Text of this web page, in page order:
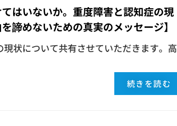
はいないか。重度障害と認知症の現
諦めないための真実のメッセージ】
状について共有させていただきます。​高
続きを読む